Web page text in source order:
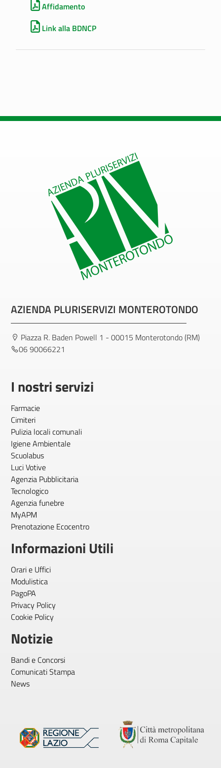
Affidamento
Link alla BDNCP
AZIENDA PLURISERVIZI MONTEROTONDO
Piazza R. Baden Powell 1 - 00015 Monterotondo (RM)
06 90066221
I nostri servizi
Farmacie
Cimiteri
Pulizia locali comunali
Igiene Ambientale
Scuolabus
Luci Votive
Agenzia Pubblicitaria
Tecnologico
Agenzia funebre
MyAPM
Prenotazione Ecocentro
Informazioni Utili
Orari e Uffici
Modulistica
PagoPA
Privacy Policy
Cookie Policy
Notizie
Bandi e Concorsi
Comunicati Stampa
News